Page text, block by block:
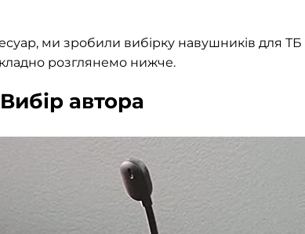
ми зробили вибірку навушників для ТБ
розглянемо нижче.
автора